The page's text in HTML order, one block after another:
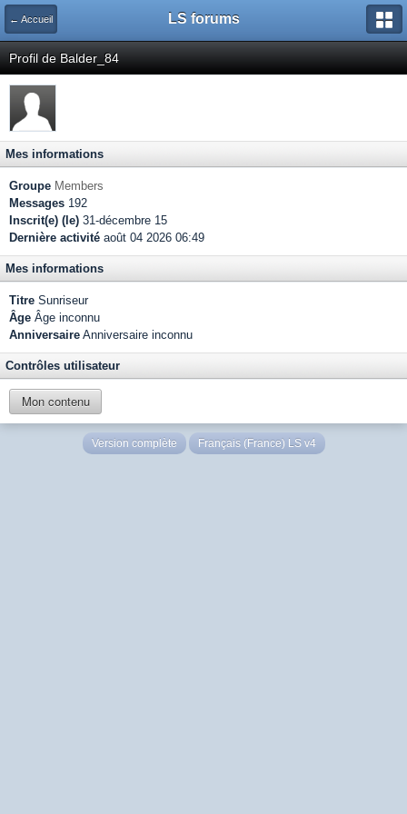
← Accueil LS forums
Profil de Balder_84
Mes informations
Groupe Members
Messages 192
Inscrit(e) (le) 31-décembre 15
Dernière activité août 04 2026 06:49
Mes informations
Titre Sunriseur
Âge Âge inconnu
Anniversaire Anniversaire inconnu
Contrôles utilisateur
Mon contenu
Version complète Français (France) LS v4